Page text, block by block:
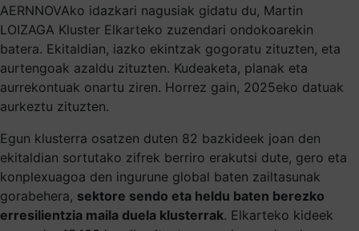
AERNNOVAko idazkari nagusiak gidatu du, Martin
LOIZAGA Kluster Elkarteko zuzendari ondokoarekin
batera. Ekitaldian, iazko ekintzak gogoratu zituzten, eta
aurtengoak azaldu zituzten. Kudeaketa, planak eta
aurrekontuak onartu ziren. Horrez gain, 2025eko datuak
aurkeztu zituzten.
Egun klusterra osatzen duten 82 bazkideek joan den
ekitaldian sortutako zifrek berriro erakutsi dute, gero eta
konplexuagoa den ingurune global baten zailtasunak
gorabehera, sektore sendo eta heldu baten berezko
erresilientzia maila duela klusterrak. Elkarteko kideek